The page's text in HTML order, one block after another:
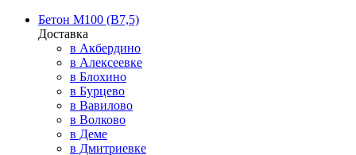
Бетон М100 (В7,5)
Доставка
в Акбердино
в Алексеевке
в Блохино
в Бурцево
в Вавилово
в Волково
в Деме
в Дмитриевке